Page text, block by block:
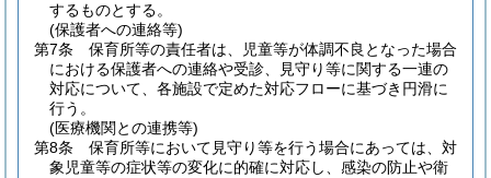
するものとする。
(保護者への連絡等)
第7条
保育所等の責任者は、児童等が体調不良となった場合
における保護者への連絡や受診、見守り等に関する一連の
対応について、各施設で定めた対応フローに基づき円滑に
行う。
(医療機関との連携等)
第8条
保育所等において見守り等を行う場合にあっては、対
象児童等の症状等の変化に的確に対応し、感染の防止や衛